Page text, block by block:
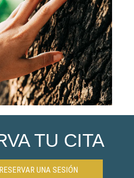
TU CITA
UNA SESIÓN